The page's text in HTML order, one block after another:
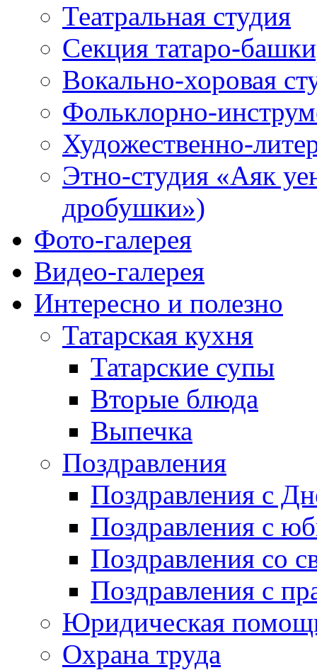
Театральная студия
Секция татаро-
Вокально-хоровая
Фольклорно-
Художественно-
Этно-студия «Аяк
дробушки»)
Фото-галерея
Видео-галерея
Интересно и полезно
Татарская кухня
Татарские супы
Вторые блюда
Выпечка
Поздравления
Поздравления с
Поздравления с
Поздравления со
Поздравления с
Юридическая
Охрана труда